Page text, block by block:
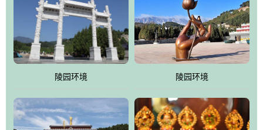
的地形优势，打造现代艺术园林，建设旅游景观、寺庙、酒店等综
合服务设施，服务于陵园经营，使企业的多元化经营项目相互依
托、相互促进，园区绿化覆盖率达90%。
陵园环境 陵园环境